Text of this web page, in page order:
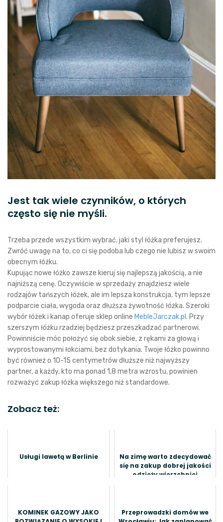
Jest tak wiele czynników, o których
często się nie myśli.
Trzeba przede wszystkim wybrać, jaki styl łóżka preferujesz.
Zwróć uwagę na to, co ci się podoba lub czego nie lubisz w swoim
obecnym łóżku.
Kupując nowe łóżko zawsze kieruj się najlepszą jakością, a nie
najniższą cenę. Oczywiście w sprzedaży znajdziesz wiele
rodzajów tańszych łóżek, ale im lepsza konstrukcja, tym lepsze
podparcie ciała, wygoda oraz dłuższa żywotność łóżka. Szeroki
wybór łóżek i kanap oferuje sklep online MebleJarczak.pl . Przy
szerszym łóżku rzadziej będziesz przeszkadzać partnerowi.
Powinniście móc położyć się obok siebie, z rękami za głową i
wyprostowanymi łokciami, bez dotykania. Twoje łóżko powinno
być również o 10-15 centymetrów dłuższe niż najwyższy
partner, a każdy, kto ma ponad 1,8 metra wzrostu, powinien
rozważyć zakup łóżka większego niż standardowe.
Zobacz też:
Usługi lawetą w Berlinie
Na zimę warto zdecydować
się na zakup dobrej jakości
odzieży wierzchniej
KOMINEK GAZOWY JAKO
Przeprowadzki domów we